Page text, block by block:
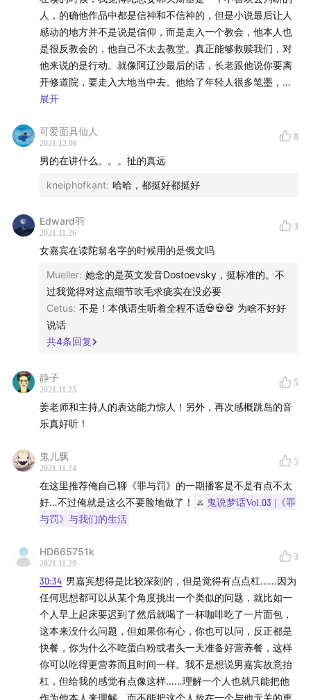
人，的确他作品中都是信神和不信神的，但是小说最后让人
感动的地方并不是说是信仰，而是走入一个教会，他本人也
是很反教会的，他自己不太去教堂。真正能够救赎我们，对
他来说的是行动。就像阿辽沙最后的话，长老跟他说你要离
开修道院，要走入大地当中去。他给了年轻人很多笔墨，如
伊万写出政治、自由、权力的思考的宗教大法官也不过20几
能走出来的可能性。这一点让我很喜欢他。陀思妥耶夫斯基
其实是个行动家，他没有去“临渊一跳”，他认为这是一条很
长的、要去实践的道路。而且他的救赎者的形象基本上都是
很沉默、话不多的人，真正的滔滔不绝者基本上都是很危险
官在说话，而基督做的唯一事情就是，在大法官的嘴唇上深
深吻了一下，然后大法官让他走了。这种沉默的忍耐、在沉
默的爱中建立起的联系和宽恕，是陀所赞成的行动。这种行
式的，但是我们可以更多看成精神式的。
展开
可爱面具仙人
2021.12.06
8
男的在讲什么。。。扯的真远
kneiphofkant: 哈哈，都挺好都挺好
Edward羽
2021.11.26
3
女嘉宾在读陀翁名字的时候用的是俄文吗
Mueller: 她念的是英文发音Dostoevsky，挺标准的。不
过我觉得对这点细节吹毛求疵实在没必要
Cetus: 不是！本俄语生听着全程不适💀💀💀 为啥不好好
说话
共4条回复
静子
2021.11.25
5
姜老师和主持人的表达能力惊人！另外，再次感概跳岛的音
乐真好听！
鬼儿飘
2021.11.24
5
在这里推荐俺自己聊《罪与罚》的一期播客是不是有点不太
好…不过俺就是这么不要脸地做了！
鬼说梦话Vol.03 |《罪
与罚》与我们的生活
HD665751k
2021.11.29
3
30:34 男嘉宾想得是比较深刻的，但是觉得有点点杠……因为
任何思想都可以从某个角度挑出一个类似的问题，就比如一
个人早上起床要迟到了然后就喝了一杯咖啡吃了一片面包，
这本来没什么问题，但如果你有心，你也可以问，反正都是
快餐，你为什么不吃蛋白粉或者头一天准备好营养餐，这样
你可以吃得更营养而且时间一样。我不是想说男嘉宾故意抬
杠，但给我的感觉有点像这样……理解一个人也就只能把他
作为他本人来理解，而不能把这个人放在一个与他无关的更